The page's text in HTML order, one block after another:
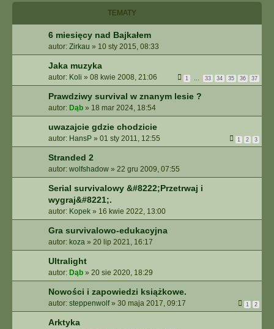
I
Z
A
A
A
N
O
W
A
N
E
TEMATY
6 miesięcy nad Bajkałem
autor: Zirkau » 10 sty 2015, 08:33
Jaka muzyka
autor: Koli » 08 kwie 2008, 21:06 1 33 34 35 36 37
Prawdziwy survival w znanym lesie ?
autor: Dąb » 18 mar 2024, 18:54
uwazajcie gdzie chodzicie
autor: HansP » 01 sty 2011, 12:55 1 2 3
Stranded 2
autor: wolfshadow » 22 gru 2009, 07:55
Serial survivalowy &#8222;Przetrwaj i
wygraj&#8221;.
autor: Kopek » 16 kwie 2022, 13:00
Gra survivalowo-edukacyjna
autor: koza » 20 lip 2021, 16:17
Ultralight
autor: Dąb » 20 sie 2020, 18:29
Nowości i zapowiedzi książkowe.
autor: steppenwolf» 30 maja 2017, 09:17 1 2
Arktyka